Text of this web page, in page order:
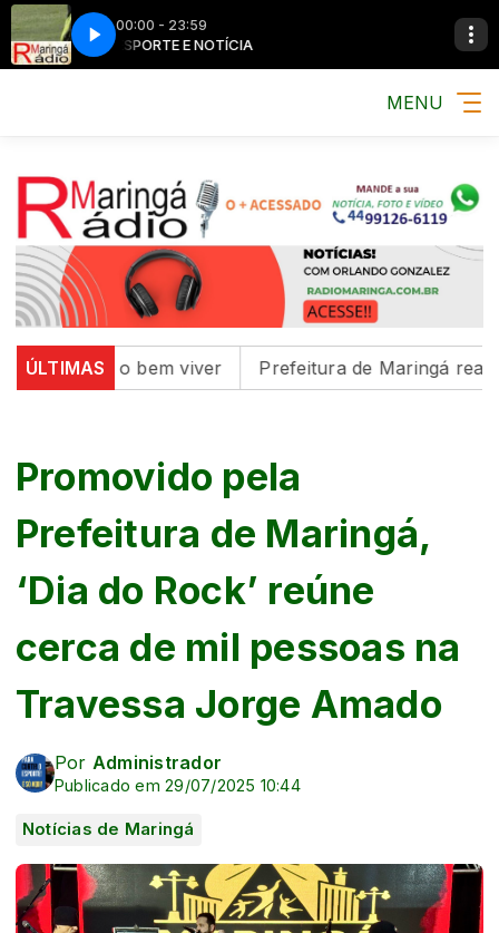
00:00 - 23:59
MÚSICA, ESPORTE E NOTÍCIA MÚSICA,
MENU
ÚLTIMAS
e o bem viver Prefeitura de Maringá realiza três
Promovido pela
Prefeitura de Maringá,
‘Dia do Rock’ reúne
cerca de mil pessoas na
Travessa Jorge Amado
Por Administrador
Publicado em 29/07/2025 10:44
Notícias de Maringá